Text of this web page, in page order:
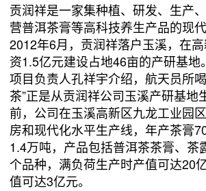
贡润祥是一家集种植、研发、生产
营普洱茶膏等高科技养生产品的现
2012年6月，贡润祥落户玉溪，在
资1.5亿元建设占地46亩的产研基地
项目负责人孔祥宇介绍，航天员所
茶”正是从贡润祥公司玉溪产研基地
前，公司在玉溪高新区九龙工业园
房和现代化水平生产线，年产茶膏
1.4万吨，产品包括普洱茶茶膏、茶
个品种，满负荷生产时产值可达20
值可达3亿元。